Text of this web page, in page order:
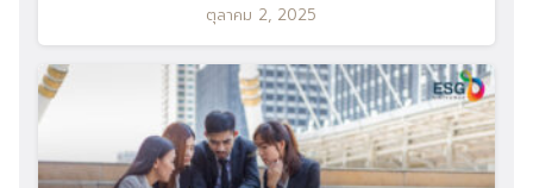
ตุลาคม 2, 2025